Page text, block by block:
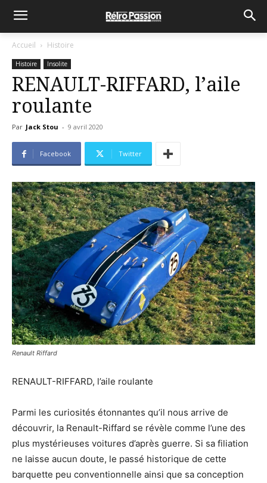
Accueil Histoire
Histoire Insolite
RENAULT-RIFFARD, l’aile
roulante
Par Jack Stou - 9 avril 2020
Facebook Twitter
Renault Riffard
RENAULT-RIFFARD, l’aile roulante
Parmi les curiosités étonnantes qu’il nous arrive de
découvrir, la Renault-Riffard se révèle comme l’une des
plus mystérieuses voitures d’après guerre. Si sa filiation
ne laisse aucun doute, le passé historique de cette
barquette peu conventionnelle ainsi que sa conception